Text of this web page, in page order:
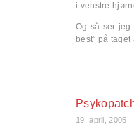
i venstre
Og så ser jeg
best” på
19. april, 2005